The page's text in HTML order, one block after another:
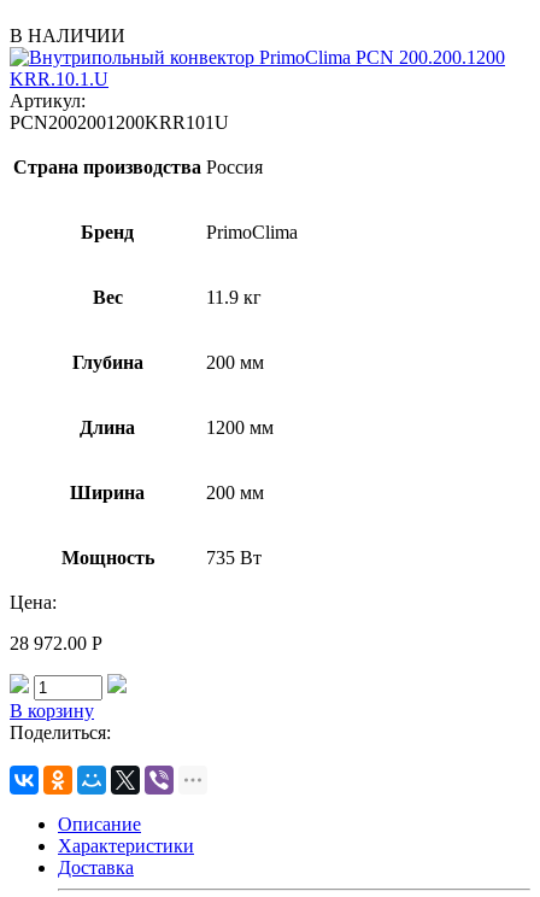
В НАЛИЧИИ
Артикул:
PCN2002001200KRR101U
Страна производства Россия
Бренд PrimoClima
Вес 11.9 кг
Глубина 200 мм
Длина 1200 мм
Ширина 200 мм
Мощность 735 Вт
Цена:
28 972.00 Р
В корзину
Поделиться:
Описание
Характеристики
Доставка